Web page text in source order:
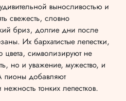
выносливостью и
свежесть, словно
бриз, долгие дни после
Их бархатистые лепестки,
цвета, символизируют не
но и уважение, мужество, и
пионы добавляют
тонких лепестков.